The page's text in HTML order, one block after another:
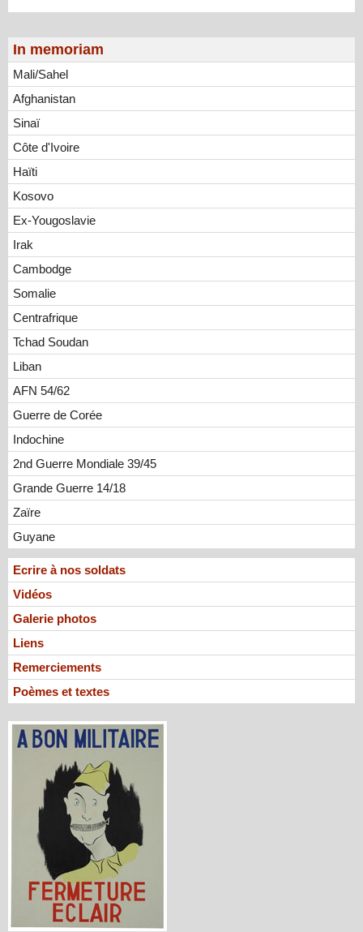
In memoriam
Mali/Sahel
Afghanistan
Sinaï
Côte d'Ivoire
Haïti
Kosovo
Ex-Yougoslavie
Irak
Cambodge
Somalie
Centrafrique
Tchad Soudan
Liban
AFN 54/62
Guerre de Corée
Indochine
2nd Guerre Mondiale 39/45
Grande Guerre 14/18
Zaïre
Guyane
Ecrire à nos soldats
Vidéos
Galerie photos
Liens
Remerciements
Poèmes et textes